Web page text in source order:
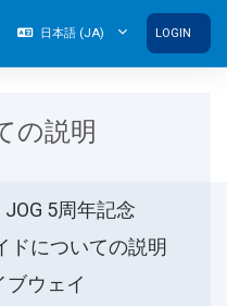
日本語 ‎(JA)‎ LOGIN
の説明
JOG 5周年記念
ドについての説明
ウェイ